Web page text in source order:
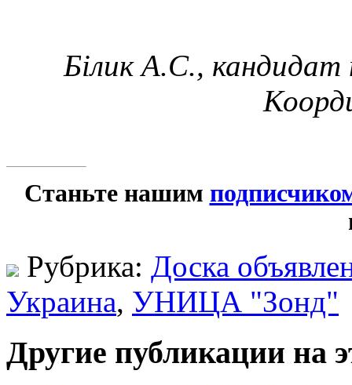
Білик А.С., кандидат
Станьте нашим
Рубрика: Доска
Украина, УНИЦА "Зонд"
Другие публикации на